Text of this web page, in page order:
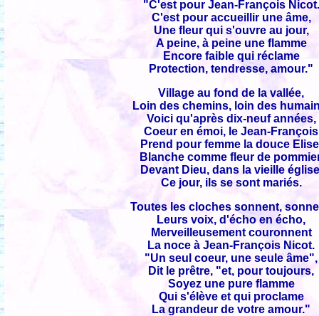
"C'est pour Jean-François Nicot.
C'est pour accueillir une âme,
Une fleur qui s'ouvre au jour,
A peine, à peine une flamme
Encore faible qui réclame
Protection, tendresse, amour."
Village au fond de la vallée,
Loin des chemins, loin des
Voici qu'après dix-neuf années,
Coeur en émoi, le Jean-François
Prend pour femme la douce
Blanche comme fleur de
Devant Dieu, dans la vieille
Ce jour, ils se sont mariés.
Toutes les cloches sonnent,
Leurs voix, d'écho en écho,
Merveilleusement couronnent
La noce à Jean-François Nicot.
"Un seul coeur, une seule âme",
Dit le prêtre, "et, pour toujours,
Soyez une pure flamme
Qui s'élève et qui proclame
La grandeur de votre amour."